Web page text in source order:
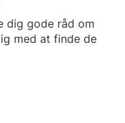
dig gode råd om
med at finde de